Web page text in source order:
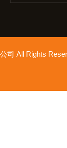
司 All Rights